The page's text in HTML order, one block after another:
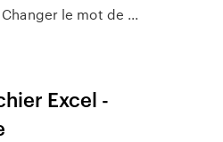
le mot de ...
Excel -